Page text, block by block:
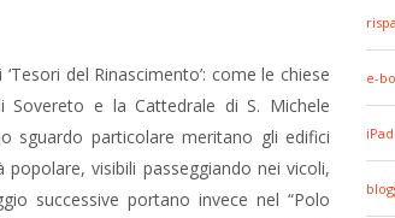
e-
iPad
del Rinascimento’: come le chiese
e la Cattedrale di S. Michele
sguardo particolare meritano gli edifici
visibili passeggiando nei vicoli,
successive portano invece nel “Polo